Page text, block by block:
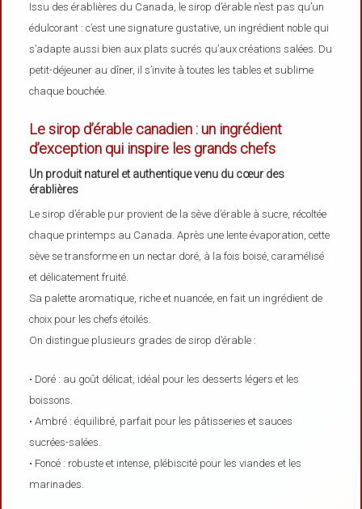
Issu des érablières du Canada, le sirop d’érable n’est pas qu’un
édulcorant : c’est une signature gustative, un ingrédient noble qui
s’adapte aussi bien aux plats sucrés qu’aux créations salées. Du
petit-déjeuner au dîner, il s’invite à toutes les tables et sublime
chaque bouchée.
Le sirop d’érable canadien : un ingrédient
d’exception qui inspire les grands chefs
Un produit naturel et authentique venu du cœur des
érablières
Le sirop d’érable pur provient de la sève d’érable à sucre, récoltée
chaque printemps au Canada. Après une lente évaporation, cette
sève se transforme en un nectar doré, à la fois boisé, caramélisé
et délicatement fruité.
Sa palette aromatique, riche et nuancée, en fait un ingrédient de
choix pour les chefs étoilés.
On distingue plusieurs grades de sirop d’érable :
• Doré : au goût délicat, idéal pour les desserts légers et les
boissons.
• Ambré : équilibré, parfait pour les pâtisseries et sauces
sucrées-salées.
• Foncé : robuste et intense, plébiscité pour les viandes et les
marinades.